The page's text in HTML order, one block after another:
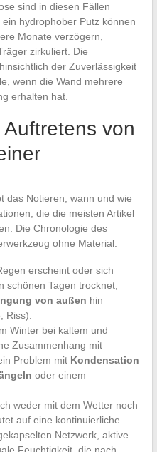
sind in diesen Fällen
hydrophober Putz können
Monate verzögern,
zirkuliert. Die
der Zuverlässigkeit
wenn die Wand mehrere
erhalten hat.
von
das Notieren, wann und wie
die die meisten Artikel
Die Chronologie des
ohne Material.
erscheint oder sich
schönen Tagen trocknet,
von außen hin
Riss).
Winter bei kaltem und
Zusammenhang mit
Problem mit Kondensation
oder einem
weder mit dem Wetter noch
auf eine kontinuierliche
Netzwerk, aktive